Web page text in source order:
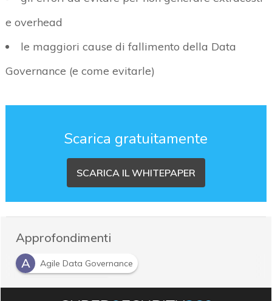
e overhead
le maggiori cause di fallimento della Data
Governance (e come evitarle)
Scarica gratuitamente
SCARICA IL WHITEPAPER
Approfondimenti
A
Agile Data Governance
D Data governance